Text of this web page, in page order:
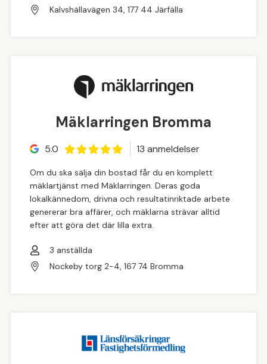
Kalvshällavägen 34, 177 44 Järfälla
Mäklarringen Bromma
5.0 13 anmeldelser
Om du ska sälja din bostad får du en komplett
mäklartjänst med Mäklarringen. Deras goda
lokalkännedom, drivna och resultatinriktade arbete
genererar bra affärer, och mäklarna strävar alltid
efter att göra det där lilla extra.
3 anställda
Nockeby torg 2-4, 167 74 Bromma